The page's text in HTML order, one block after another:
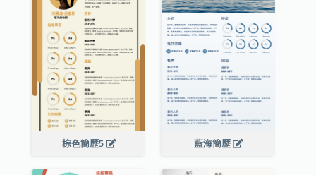
棕色簡歷5 藍海簡歷